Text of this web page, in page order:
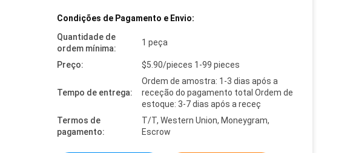
Condições de Pagamento e Envio:
Quantidade de
ordem mínima:
1 peça
Preço: $5.90/pieces 1-99 pieces
Tempo de entrega:
Ordem de amostra: 1-3 dias após a
receção do pagamento total Ordem de
estoque: 3-7 dias após a receç
Termos de
pagamento:
T/T, Western Union, Moneygram,
Escrow